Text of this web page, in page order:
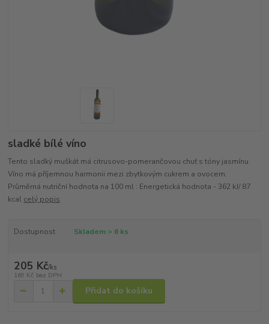
sladké bílé víno
Tento sladký muškát má citrusovo-pomerančovou chuť s tóny jasmínu.
Víno má příjemnou harmonii mezi zbytkovým cukrem a ovocem.
Průměrná nutriční hodnota na 100 ml : Energetická hodnota - 362 kJ/ 87
kcal celý popis
Dostupnost Skladem > 6 ks
205 Kč/ks
169 Kč bez DPH
Přidat do košíku